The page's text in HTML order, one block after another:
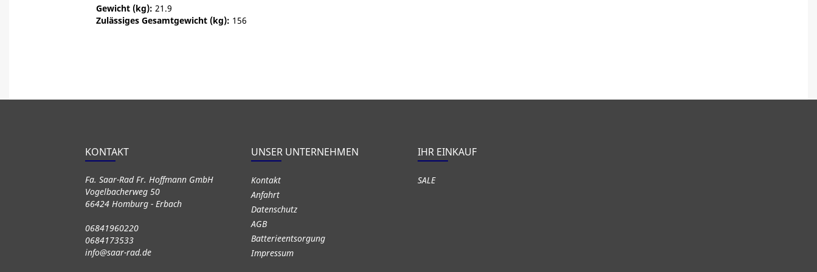
Gewicht (kg): 21.9
Zulässiges Gesamtgewicht (kg): 156
KONTAKT
Fa. Saar-Rad Fr. Hoffmann GmbH
Vogelbacherweg 50
66424 Homburg - Erbach
06841960220
0684173533
info@saar-rad.de
UNSER UNTERNEHMEN
Kontakt
Anfahrt
Datenschutz
AGB
Batterieentsorgung
Impressum
IHR EINKAUF
SALE